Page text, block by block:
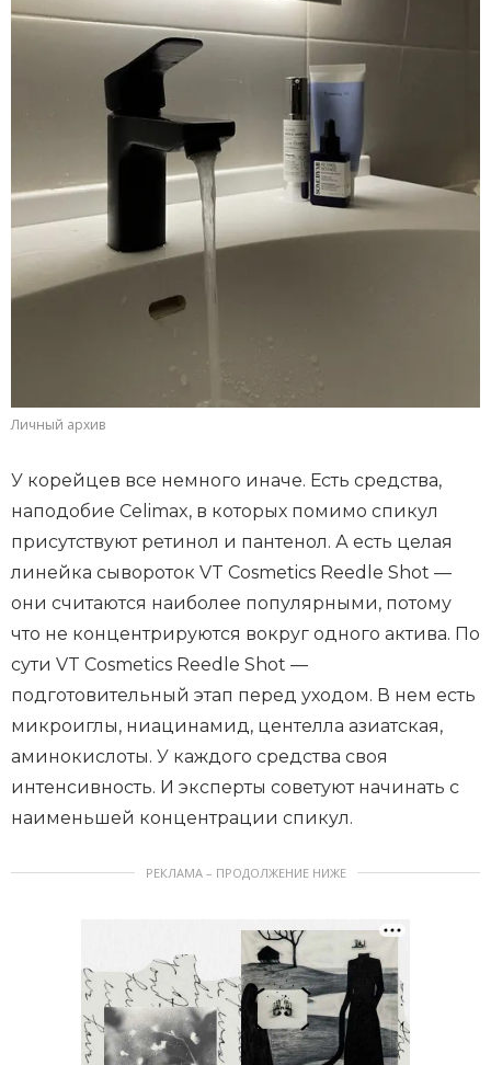
Личный архив
У корейцев все немного иначе. Есть средства,
наподобие Celimax, в которых помимо спикул
присутствуют ретинол и пантенол. А есть целая
линейка сывороток VT Cosmetics Reedle Shot —
они считаются наиболее популярными, потому
что не концентрируются вокруг одного актива. По
сути VT Cosmetics Reedle Shot —
подготовительный этап перед уходом. В нем есть
микроиглы, ниацинамид, центелла азиатская,
аминокислоты. У каждого средства своя
интенсивность. И эксперты советуют начинать с
наименьшей концентрации спикул.
РЕКЛАМА – ПРОДОЛЖЕНИЕ НИЖЕ